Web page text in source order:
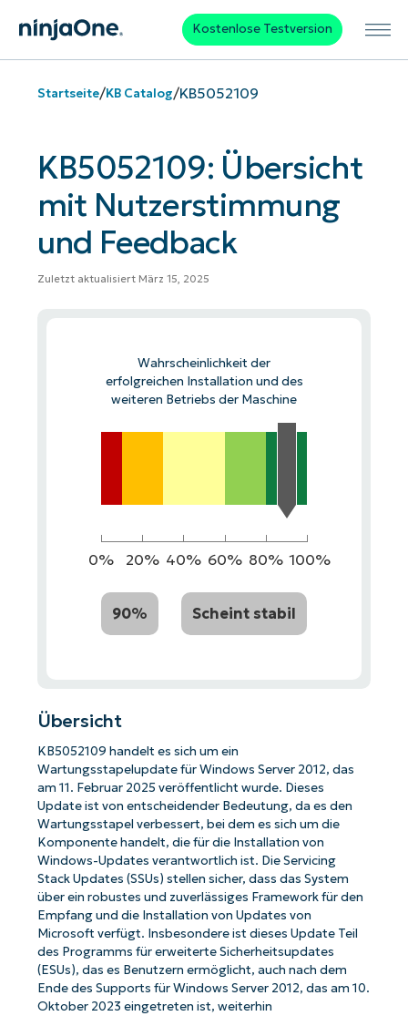
Kostenlose Testversion
Startseite/KB Catalog/KB5052109
KB5052109: Übersicht
mit Nutzerstimmung
und Feedback
Zuletzt aktualisiert März 15, 2025
Wahrscheinlichkeit der
erfolgreichen Installation und des
weiteren Betriebs der Maschine
0% 20% 40% 60% 80% 100%
90% Scheint stabil
Übersicht
KB5052109 handelt es sich um ein
Wartungsstapelupdate für Windows Server 2012, das
am 11. Februar 2025 veröffentlicht wurde. Dieses
Update ist von entscheidender Bedeutung, da es den
Wartungsstapel verbessert, bei dem es sich um die
Komponente handelt, die für die Installation von
Windows-Updates verantwortlich ist. Die Servicing
Stack Updates (SSUs) stellen sicher, dass das System
über ein robustes und zuverlässiges Framework für den
Empfang und die Installation von Updates von
Microsoft verfügt. Insbesondere ist dieses Update Teil
des Programms für erweiterte Sicherheitsupdates
(ESUs), das es Benutzern ermöglicht, auch nach dem
Ende des Supports für Windows Server 2012, das am 10.
Oktober 2023 eingetreten ist, weiterhin